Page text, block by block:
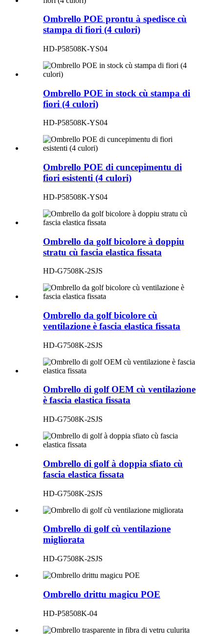
Ombrello POE prontu à spedisce cù
stampa di fiori (4 culori)
HD-P58508K-YS04
Ombrello POE in stock cù stampa di
fiori (4 culori)
HD-P58508K-YS04
Ombrello POE di cuncepimentu di
fiori esistenti (4 culori)
HD-P58508K-YS04
Ombrello da golf bicolore à doppiu
stratu cù fascia elastica fissata
HD-G7508K-2SJS
Ombrello da golf bicolore cù
ventilazione è fascia elastica fissata
HD-G7508K-2SJS
Ombrello di golf OEM cù ventilazione
è fascia elastica fissata
HD-G7508K-2SJS
Ombrello di golf à doppia sfiato cù
fascia elastica fissata
HD-G7508K-2SJS
Ombrello di golf cù ventilazione
migliorata
HD-G7508K-2SJS
Ombrello drittu magicu POE
HD-P58508K-04